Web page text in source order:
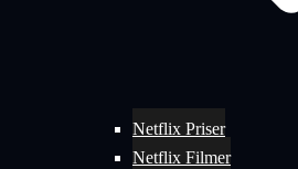
Netflix Priser
Netflix Filmer